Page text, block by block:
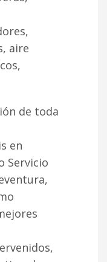
aire
de toda
en
Servicio